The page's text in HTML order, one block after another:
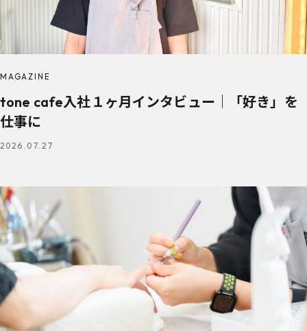
MAGAZINE
tone cafe入社１ヶ月インタビュー｜「好き」を
仕事に
2026.07.27